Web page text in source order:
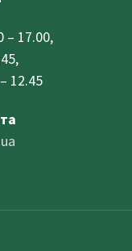
– 17.00,
12.45